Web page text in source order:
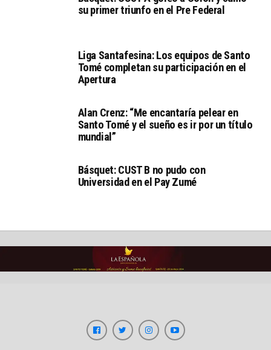
su primer triunfo en el Pre Federal
Liga Santafesina: Los equipos de Santo
Tomé completan su participación en el
Apertura
Alan Crenz: “Me encantaría pelear en
Santo Tomé y el sueño es ir por un título
mundial”
Básquet: CUST B no pudo con
Universidad en el Pay Zumé